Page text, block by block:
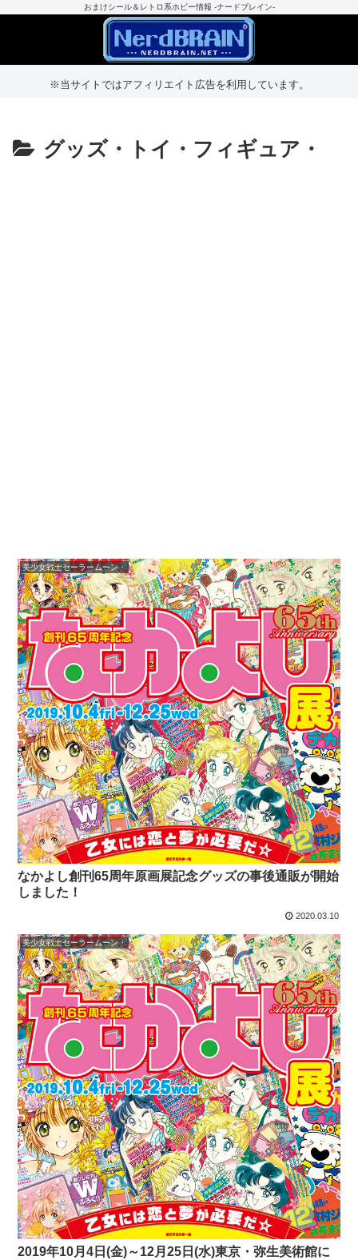
おまけシール＆レトロ系ホビー情報 -ナードブレイン-
※当サイトではアフィリエイト広告を利用しています。
グッズ・トイ・フィギュア・
美少女戦士セーラームーン・
なかよし創刊65周年原画展記念グッズの事後通販が開始
しました！
2020.03.10
美少女戦士セーラームーン・
2019年10月4日(金)～12月25日(水)東京・弥生美術館に